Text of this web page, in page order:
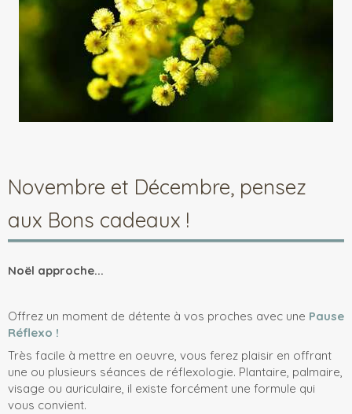
Novembre et Décembre, pensez
aux Bons cadeaux !
Noël approche...
Offrez un moment de détente à vos proches avec une Pause
Réflexo !
Très facile à mettre en oeuvre, vous ferez plaisir en offrant
une ou plusieurs séances de réflexologie. Plantaire, palmaire,
visage ou auriculaire, il existe forcément une formule qui
vous convient.